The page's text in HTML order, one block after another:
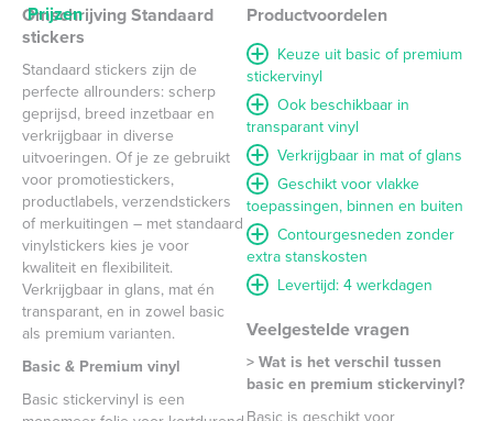
Prijzen
Omschrijving Standaard
stickers
Standaard stickers zijn de
perfecte allrounders: scherp
geprijsd, breed inzetbaar en
verkrijgbaar in diverse
uitvoeringen. Of je ze gebruikt
voor promotiestickers,
productlabels, verzendstickers
of merkuitingen – met standaard
vinylstickers kies je voor
kwaliteit en flexibiliteit.
Verkrijgbaar in glans, mat én
transparant, en in zowel basic
als premium varianten.
Basic & Premium vinyl
Basic stickervinyl is een
Productvoordelen
Keuze uit basic of premium
stickervinyl
Ook beschikbaar in
transparant vinyl
Verkrijgbaar in mat of glans
Geschikt voor vlakke
toepassingen, binnen en buiten
Contourgesneden zonder
extra stanskosten
Levertijd: 4 werkdagen
Veelgestelde vragen
> Wat is het verschil tussen
basic en premium stickervinyl?